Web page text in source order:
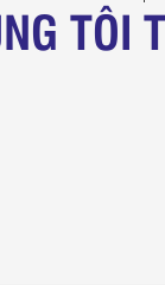
TÔI